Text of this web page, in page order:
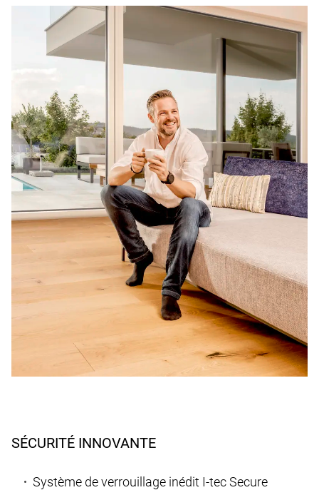
SÉCURITÉ INNOVANTE
Système de verrouillage inédit I-tec Secure